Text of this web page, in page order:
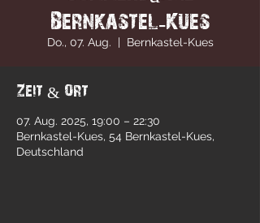
Bernkastel-Kues
Do., 07. Aug.
  |
Bernkastel-Kues
Zeit & Ort
07. Aug. 2025, 19:00 – 22:30
Bernkastel-Kues, 54 Bernkastel-Kues,
Deutschland